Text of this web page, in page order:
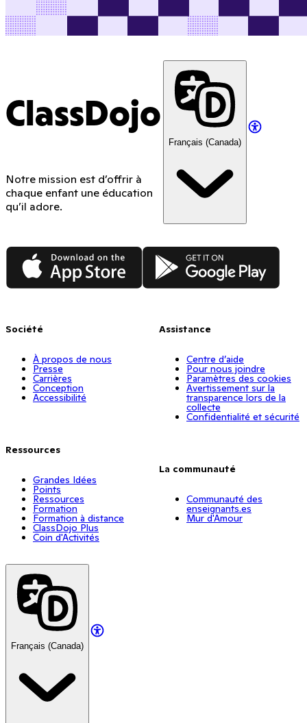
ClassDojo
Notre mission est d’offrir à
chaque enfant une éducation
qu’il adore.
Français (Canada)
App Store Google Play
Société
À propos de nous
Presse
Carrières
Conception
Accessibilité
Ressources
Grandes Idées
Points
Ressources
Formation
Formation à distance
ClassDojo Plus
Coin d'Activités
Assistance
Centre d’aide
Pour nous joindre
Paramètres des cookies
Avertissement sur la
transparence lors de la
collecte
Confidentialité et sécurité
La communauté
Communauté des
enseignants.es
Mur d'Amour
Français (Canada)